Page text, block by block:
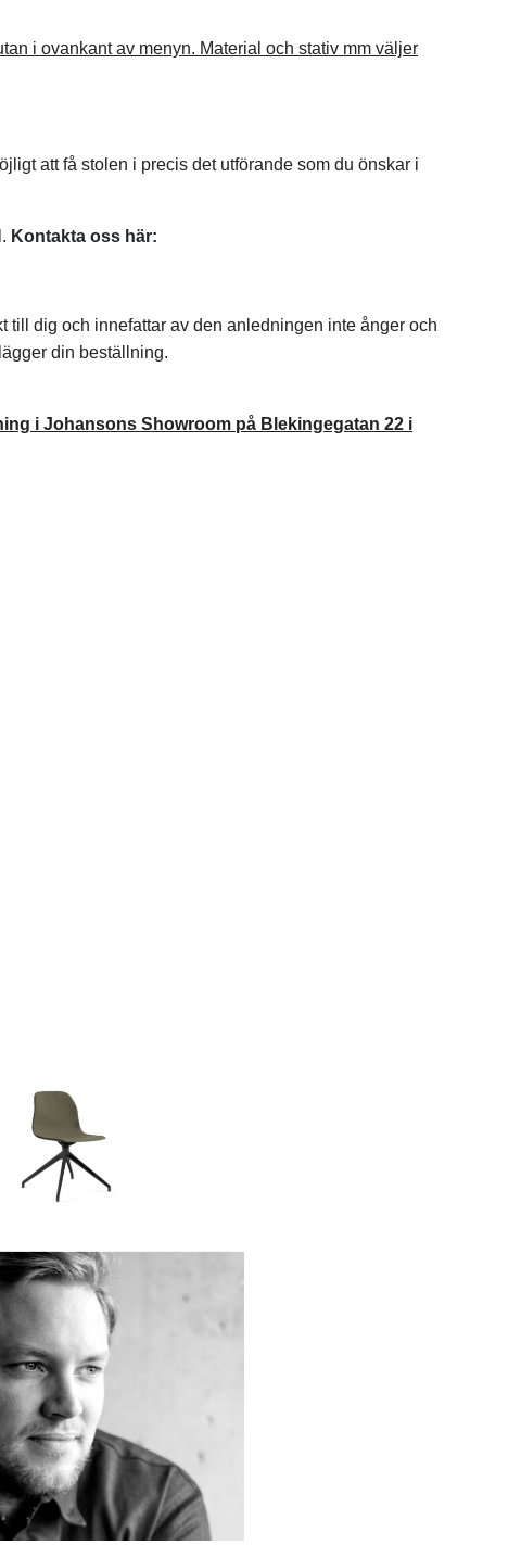
i ovankant av menyn. Material och stativ mm väljer
att få stolen i precis det utförande som du önskar i
Kontakta oss här:
dig och innefattar av den anledningen inte ånger och
din beställning.
i Johansons Showroom på Blekingegatan 22 i